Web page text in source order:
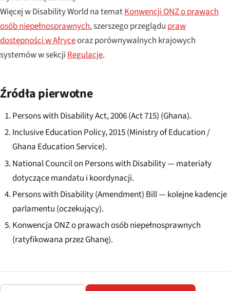
Więcej w Disability World na tematKonwencji ONZ o prawach
osób niepełnosprawnych, szerszego przeglądu praw
dostępności w Afryceoraz porównywalnych krajowych
systemów w sekcjiRegulacje.
Źródła pierwotne
Persons with Disability Act, 2006 (Act 715) (Ghana).
Inclusive Education Policy, 2015 (Ministry of Education /
Ghana Education Service).
National Council on Persons with Disability — materiały
dotyczące mandatu i koordynacji.
Persons with Disability (Amendment) Bill — kolejne kadencje
parlamentu (oczekujący).
Konwencja ONZ o prawach osób niepełnosprawnych
(ratyfikowana przez Ghanę).